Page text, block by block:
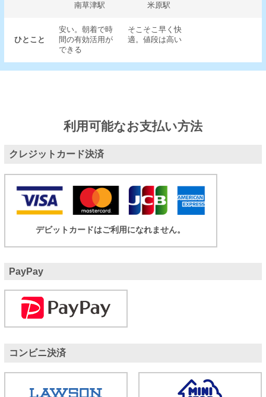
南草津駅
米原駅
ひとこと
安い。朝着で時
間の有効活用が
できる
そこそこ早く快
適。値段は高い
利用可能なお支払い方法
クレジットカード決済
デビットカードはご利用になれません。
PayPay
コンビニ決済